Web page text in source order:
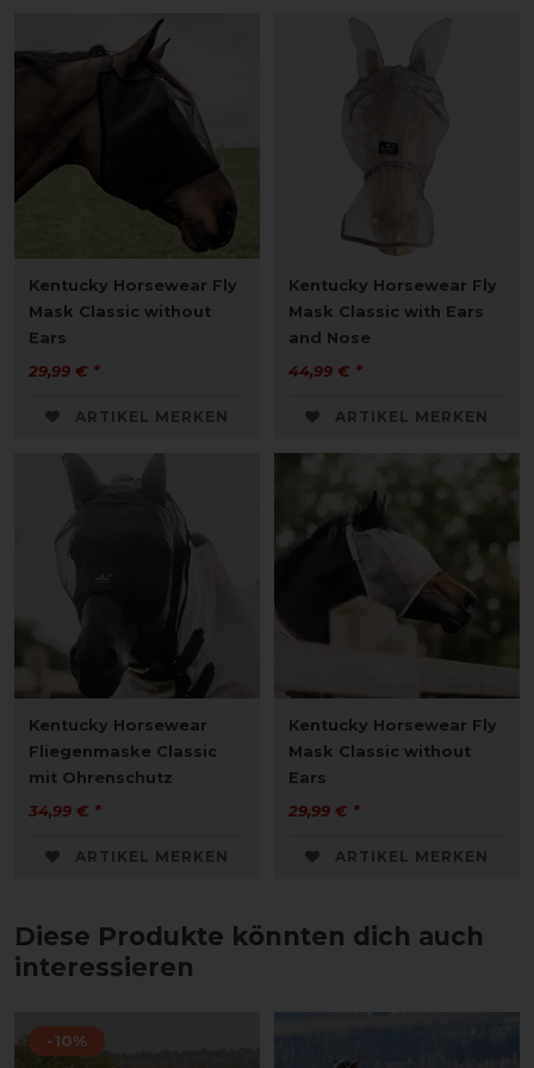
Kentucky Horsewear Fly
Mask Classic without
Ears
29,99 € *
ARTIKEL MERKEN
Kentucky Horsewear Fly
Mask Classic with Ears
and Nose
44,99 € *
ARTIKEL MERKEN
Kentucky Horsewear
Fliegenmaske Classic
mit Ohrenschutz
34,99 € *
ARTIKEL MERKEN
Kentucky Horsewear Fly
Mask Classic without
Ears
29,99 € *
ARTIKEL MERKEN
Diese Produkte könnten dich auch
interessieren
-10%